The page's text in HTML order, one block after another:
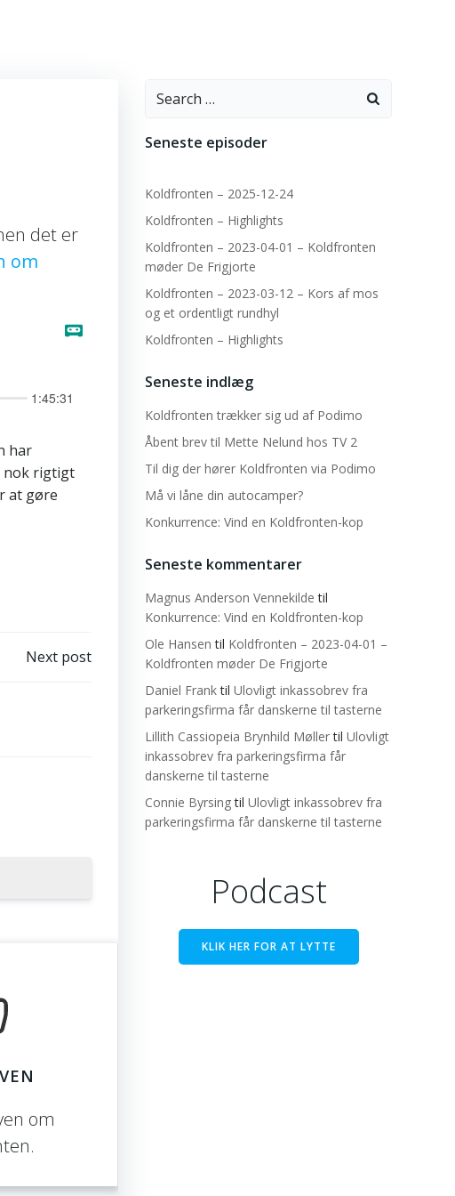
det er
om
har
nok rigtigt
at gøre
Next post
om
Search
Seneste episoder
Koldfronten – 2025-12-24
Koldfronten – Highlights
Koldfronten – 2023-04-01 – Koldfronten
møder De Frigjorte
Koldfronten – 2023-03-12 – Kors af mos
og et ordentligt rundhyl
Koldfronten – Highlights
Seneste indlæg
Koldfronten trækker sig ud af Podimo
Åbent brev til Mette Nelund hos TV 2
Til dig der hører Koldfronten via Podimo
Må vi låne din autocamper?
Konkurrence: Vind en Koldfronten-kop
Seneste kommentarer
Magnus Anderson Vennekilde til
Konkurrence: Vind en Koldfronten-kop
Ole Hansen til Koldfronten – 2023-04-01 –
Koldfronten møder De Frigjorte
Daniel Franktil Ulovligt inkassobrev fra
parkeringsfirma får danskerne til tasterne
Lillith Cassiopeia Brynhild Møllertil Ulovligt
inkassobrev fra parkeringsfirma får
danskerne til tasterne
Connie Byrsingtil Ulovligt inkassobrev fra
parkeringsfirma får danskerne til tasterne
Podcast
KLIK HER FOR AT LYTTE